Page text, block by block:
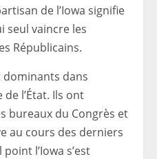
de l’Iowa signifie
seul vaincre les
Républicains.
dans
l’État. Ils ont
bureaux du Congrès et
au cours des derniers
l’Iowa s’est